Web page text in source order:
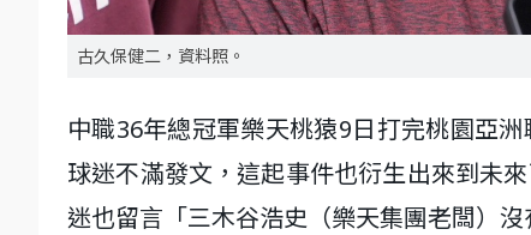
古久保健二，資料照。
中職36年總冠軍樂天桃猿9日打完桃園亞
球迷不滿發文，這起事件也衍生出來到未
迷也留言「三木谷浩史（樂天集團老闆）沒